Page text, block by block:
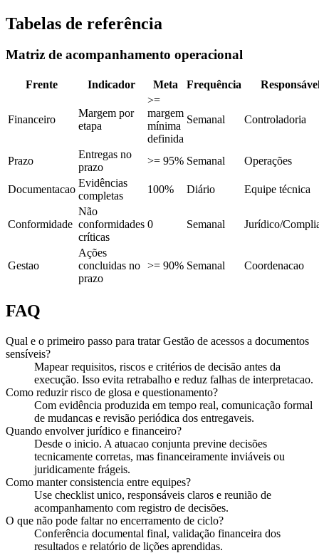
Tabelas de referência
Matriz de acompanhamento operacional
Frente Indicador Meta Frequência
Financeiro
Margem por
etapa
>=
margem
mínima
definida
Semanal Controladoria
Prazo
Entregas no
prazo
>= 95% Semanal Operações
Documentacao
Evidências
completas
100% Diário Equipe técnica
Conformidade
Não
conformidades
críticas
0 Semanal Jurídico/
Gestao
Ações
concluidas no
prazo
>= 90% Semanal Coordenacao
FAQ
Qual e o primeiro passo para tratar Gestão de acessos a documentos
sensíveis?
Mapear requisitos, riscos e critérios de decisão antes da
execução. Isso evita retrabalho e reduz falhas de interpretacao.
Como reduzir risco de glosa e questionamento?
Com evidência produzida em tempo real, comunicação formal
de mudancas e revisão periódica dos entregaveis.
Quando envolver jurídico e financeiro?
Desde o inicio. A atuacao conjunta previne decisões
tecnicamente corretas, mas financeiramente inviáveis ou
juridicamente frágeis.
Como manter consistencia entre equipes?
Use checklist unico, responsáveis claros e reunião de
acompanhamento com registro de decisões.
O que não pode faltar no encerramento de ciclo?
Conferência documental final, validação financeira dos
resultados e relatório de lições aprendidas.